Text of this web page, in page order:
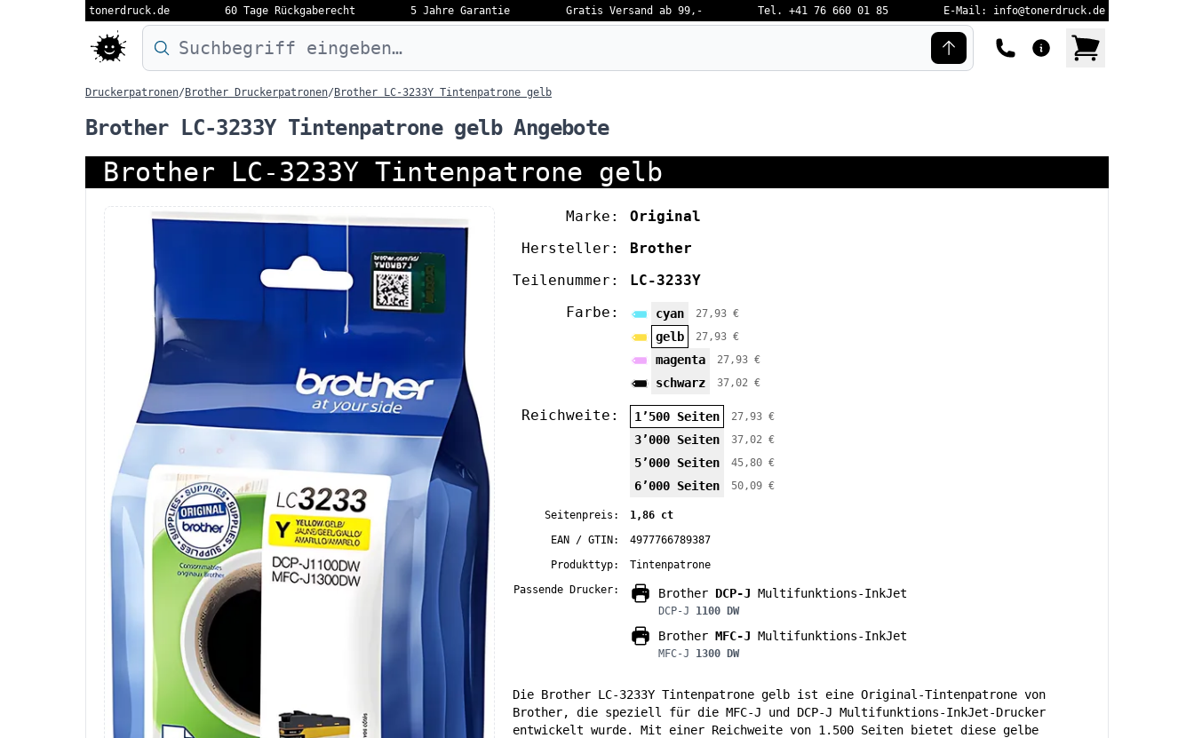
tonerdruck.de 60 Tage Rückgaberecht 5 Jahre Garantie Gratis Versand ab 99,- Tel. +41 76 660 01 85 E-Mail: info@tonerdruck.de
Druckermodell oder Produktnamen eingeben…
Druckerpatronen/ Brother Druckerpatronen/ Brother LC-3233Y Tintenpatrone gelb
Brother LC-3233Y Tintenpatrone gelb Angebote
Brother LC-3233Y Tintenpatrone gelb
Marke:
Original
Hersteller:
Brother
Teilenummer:
LC-3233Y
Farbe:
cyan 27,93 €
gelb 27,93 €
magenta 27,93 €
schwarz 37,02 €
Reichweite: 1’500 Seiten 27,93 €
3’000 Seiten 37,02 €
5’000 Seiten 45,80 €
6’000 Seiten 50,09 €
Seitenpreis:
1,86 ct
EAN / GTIN:
4977766789387
Produkttyp:
Tintenpatrone
Passende Drucker:
Brother DCP-J Multifunktions-InkJet
DCP-J 1100 DW
Brother MFC-J Multifunktions-InkJet
MFC-J 1300 DW
Die Brother LC-3233Y Tintenpatrone gelb ist eine Original-Tintenpatrone von
Brother, die speziell für die MFC-J und DCP-J Multifunktions-InkJet-Drucker
entwickelt wurde. Mit einer Reichweite von 1.500 Seiten bietet diese gelbe